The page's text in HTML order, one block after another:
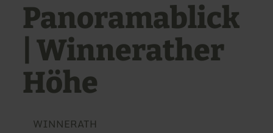
Panoramablick
| Winnerather
Höhe
WINNERATH